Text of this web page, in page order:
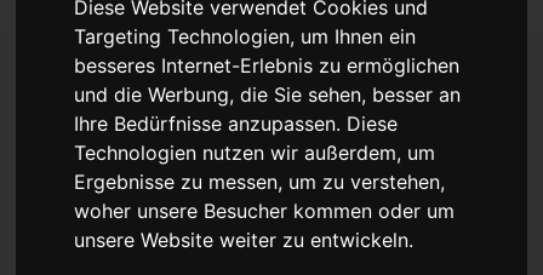
Diese Website verwendet Cookies und
Targeting Technologien, um Ihnen ein
besseres Internet-Erlebnis zu ermöglichen
und die Werbung, die Sie sehen, besser an
Ihre Bedürfnisse anzupassen. Diese
Technologien nutzen wir außerdem, um
Ergebnisse zu messen, um zu verstehen,
woher unsere Besucher kommen oder um
unsere Website weiter zu entwickeln.
Enzensberger tot